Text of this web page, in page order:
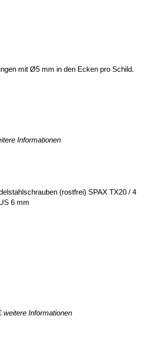
mit Ø5 mm in den Ecken pro Schild.
Informationen
(rostfrei) SPAX TX20 / 4
6 mm
weitere Informationen